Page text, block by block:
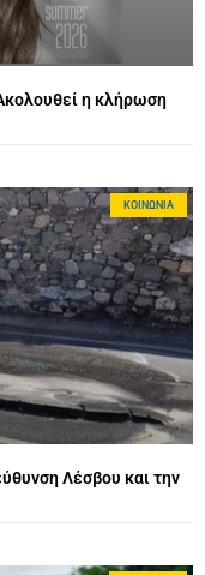
η κλήρωση
ΚΟΙΝΩΝΊΑ
Λέσβου και την